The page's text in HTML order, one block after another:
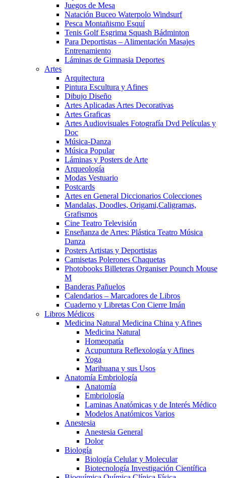
Juegos de Mesa
Natación Buceo Waterpolo Windsurf
Pesca Montañismo Esquí
Tenis Golf Esgrima Squash Bádminton
Para Deportistas – Alimentación Masajes
Entrenamiento
Láminas de Gimnasia Deportes
Artes
Arquitectura
Pintura Escultura y Afines
Dibujo Diseño
Artes Aplicadas Artes Decorativas
Artes Graficas
Artes Audiovisuales Fotografía Dvd Películas y
Doc
Música-Danza
Música Popular
Láminas y Posters de Arte
Arqueología
Modas Vestuario
Postcards
Artes en General Diccionarios Colecciones
Mandalas, Doodles, Origami,Caligramas,
Grafismos
Cine Teatro Televisión
Enseñanza de Artes: Plástica Teatro Música
Danza
Posters Artistas y Deportistas
Camisetas Polerones Chaquetas
Photobooks Billeteras Organiser Pounch Mouse
M
Banderas Pañuelos
Calendarios – Marcadores de Libros
Cuaderno y Libretas Con Cierre Imán
Libros Médicos
Medicina Natural Medicina China y Afines
Medicina Natural
Homeopatía
Acupuntura Reflexología y Afines
Yoga
Marihuana y sus Usos
Anatomía Embriología
Anatomía
Embriología
Laminas Anatómicas y de Interés Médico
Modelos Anatómicos Varios
Anestesia
Anestesia General
Dolor
Biología
Biología Celular y Molecular
Biotecnología Investigación Científica